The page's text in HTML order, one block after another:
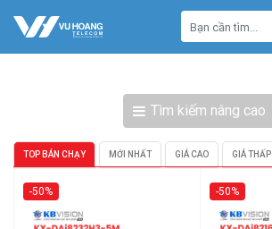
Tìm kiếm nâng cao
TOP BÁN CHẠY MỚI NHẤT GIÁ CAO GIÁ THẤP
-50% -50%